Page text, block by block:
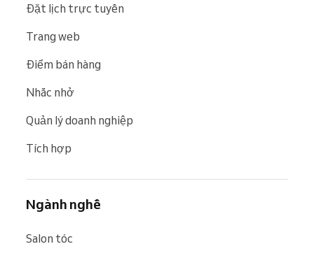
Đặt lịch trực tuyến
Trang web
Điểm bán hàng
Nhắc nhở
Quản lý doanh nghiệp
Tích hợp
Ngành nghề
Salon tóc